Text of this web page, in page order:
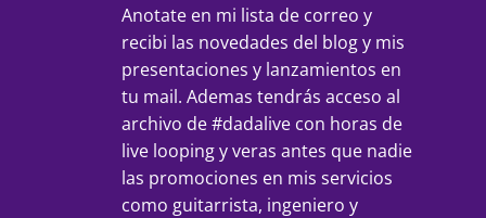
Anotate en mi lista de correo y
recibi las novedades del blog y mis
presentaciones y lanzamientos en
tu mail. Ademas tendrás acceso al
archivo de #dadalive con horas de
live looping y veras antes que nadie
las promociones en mis servicios
como guitarrista, ingeniero y